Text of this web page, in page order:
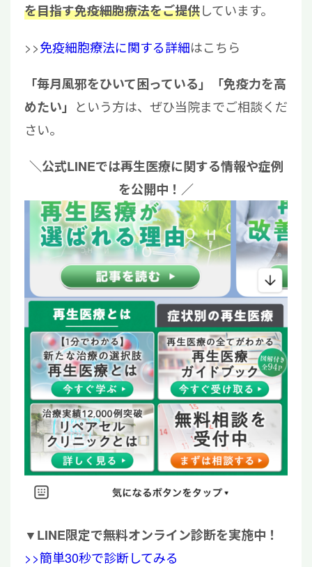
を目指す免疫細胞療法をご提供しています。
>>免疫細胞療法に関する詳細はこちら
「毎月風邪をひいて困っている」「免疫力を高
めたい」 という方は、ぜひ当院までご相談くだ
さい。
＼公式LINEでは再生医療に関する情報や症例
を公開中！／
▼LINE限定で無料オンライン診断を実施中！
>>簡単30秒で診断してみる